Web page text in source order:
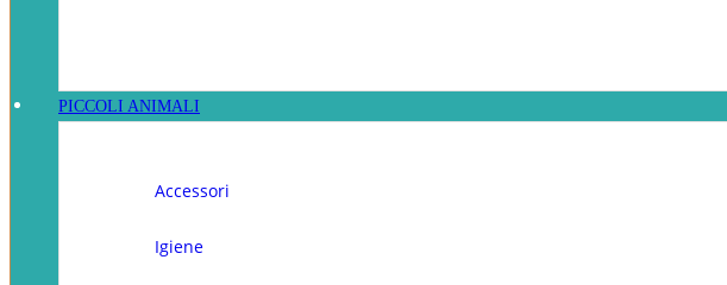
PICCOLI ANIMALI
Accessori
Igiene